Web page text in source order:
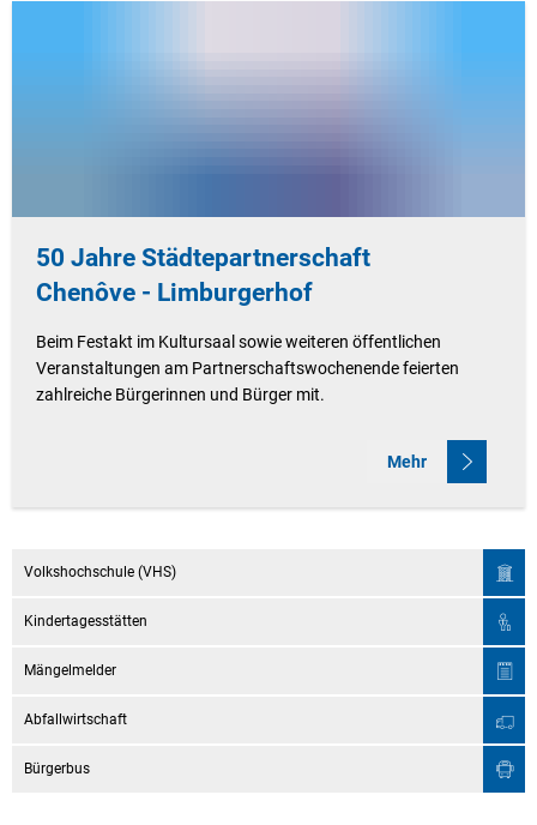
50 Jahre Städtepartnerschaft
Chenôve - Limburgerhof
Beim Festakt im Kultursaal sowie weiteren öffentlichen
Veranstaltungen am Partnerschaftswochenende feierten
zahlreiche Bürgerinnen und Bürger mit.
Mehr
Volkshochschule (VHS)
Kindertagesstätten
Mängelmelder
Abfallwirtschaft
Bürgerbus